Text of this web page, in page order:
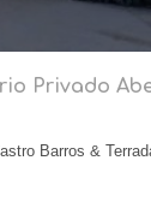
Privado
Barros &